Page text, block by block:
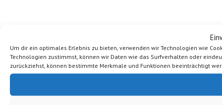
Um dir ein optimales Erlebnis zu bieten, verwenden wir Technologien wie
Technologien zustimmst, können wir Daten wie das Surfverhalten oder
zurückziehst, können bestimmte Merkmale und Funktionen beeinträchtigt